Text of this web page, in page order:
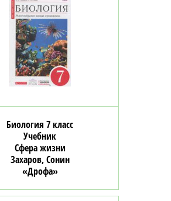
Биология 7 класс
Учебник
Сфера жизни
Захаров, Сонин
«Дрофа»